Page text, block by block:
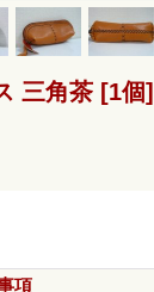
三角茶 [1個]
項